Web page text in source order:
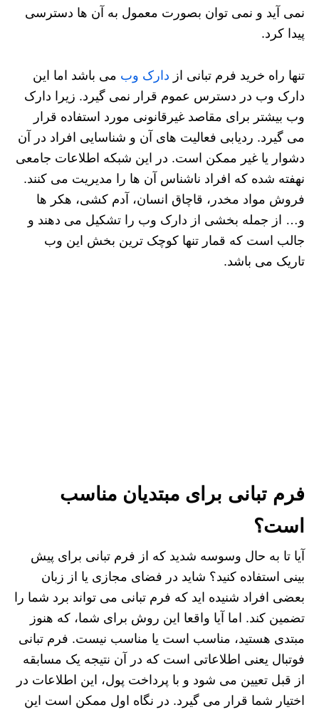
نمی آید و نمی توان بصورت معمول به آن ها دسترسی
پیدا کرد.
تنها راه خرید فرم تبانی از دارک وب می باشد اما این
دارک وب در دسترس عموم قرار نمی گیرد. زیرا دارک
وب بیشتر برای مقاصد غیرقانونی مورد استفاده قرار
می‌ گیرد. ردیابی فعالیت‌ های آن و شناسایی افراد در آن
دشوار یا غیر ممکن است. در این شبکه اطلاعات جامعی
نهفته شده که افراد ناشناس آن ‌ها را مدیریت می‌ کنند.
فروش مواد مخدر، قاچاق انسان، آدم کشی، هکر ها
و… از جمله بخشی از دارک وب را تشکیل می دهند و
جالب است که قمار تنها کوچک ترین بخش این وب
تاریک می باشد.
فرم تبانی برای مبتدیان مناسب
است؟
آیا تا به حال وسوسه شدید که از فرم تبانی برای پیش
بینی استفاده کنید؟ شاید در فضای مجازی یا از زبان
بعضی افراد شنیده اید که فرم تبانی می تواند برد شما را
تضمین کند. اما آیا واقعا این روش برای شما، که هنوز
مبتدی هستید، مناسب است یا مناسب نیست. فرم تبانی
فوتبال یعنی اطلاعاتی است که در آن نتیجه یک مسابقه
از قبل تعیین می شود و با پرداخت پول، این اطلاعات در
اختیار شما قرار می گیرد. در نگاه اول ممکن است این